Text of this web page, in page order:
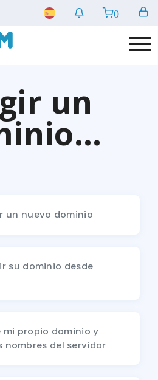
0
un
un nuevo dominio
su dominio desde
mi propio dominio y
nombres del servidor